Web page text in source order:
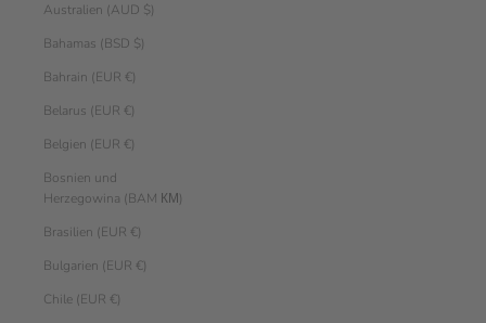
Australien (AUD $)
Bahamas (BSD $)
Bahrain (EUR €)
Belarus (EUR €)
Belgien (EUR €)
Bosnien und
Herzegowina (BAM КМ)
Brasilien (EUR €)
Bulgarien (EUR €)
Chile (EUR €)